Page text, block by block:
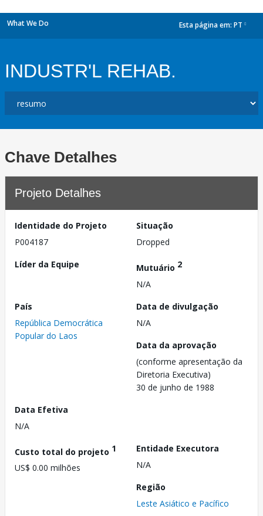
What We Do Esta página em: PT
INDUSTR'L REHAB.
Chave Detalhes
Projeto Detalhes
Identidade do Projeto
P004187
Situação
Dropped
Líder da Equipe
Mutuário 2
N/A
País
República Democrática
Popular do Laos
Data de divulgação
N/A
Data da aprovação
(conforme apresentação da
Diretoria Executiva)
30 de junho de 1988
Data Efetiva
N/A
Custo total do projeto 1
US$ 0.00 milhões
Entidade Executora
N/A
Região
Leste Asiático e Pacífico